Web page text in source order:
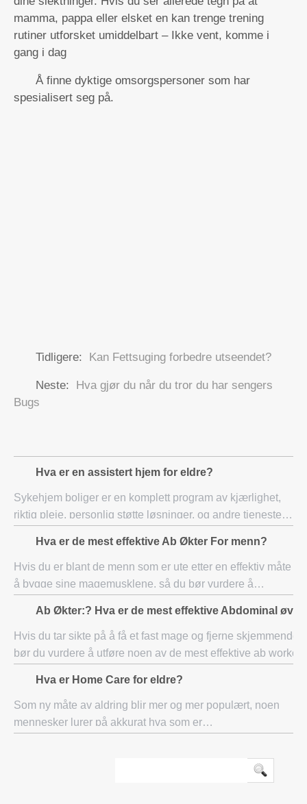
mamma, pappa eller elsket en kan trenge trening
rutiner utforsket umiddelbart – Ikke vent, komme i
gang i dag
Å finne dyktige omsorgspersoner som har
spesialisert seg på.
Tidligere: Kan Fettsuging forbedre utseendet?
Neste:
Hva gjør du når du tror du har sengers
Bugs
Hva er en assistert hjem for eldre?
Sykehjem boliger er en komplett program av kjærlighet,
riktig pleie, personlig støtte løsninger, og andre tjenester.
gamle. De gir personlig pleie.
Hva er de mest effektive Ab Økter For menn?
Hvis du er blant de menn som er ute etter en effektiv måte
å bygge sine magemusklene, så du bør vurdere å
workouts som kan fungere perfekt for menn. Ab
Ab Økter:? Hva er de mest effektive Abdominal
Hvis du tar sikte på å få et fast mage og fjerne skjemmende
bør du vurdere å utføre noen av de mest effektive ab
Hva er Home Care for eldre?
Som ny måte av aldring blir mer og mer populært, noen
mennesker lurer på akkurat hva som er
helse- og sosialtjenester som tilbys av utdannet helsep